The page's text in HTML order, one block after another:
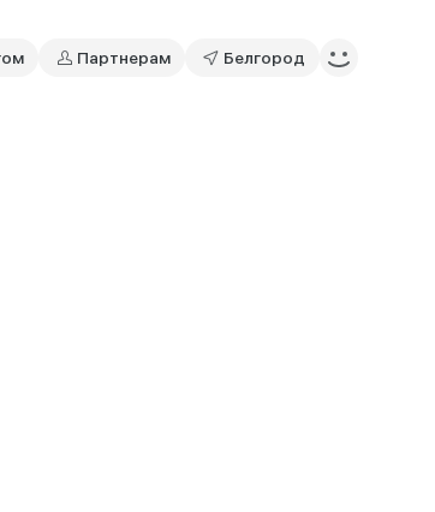
Партнерам Белгород